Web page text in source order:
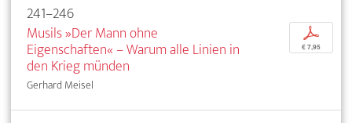
241–246
Musils »Der Mann ohne
Eigenschaften« – Warum alle Linien in
den Krieg münden
Gerhard Meisel
p
€ 7,95